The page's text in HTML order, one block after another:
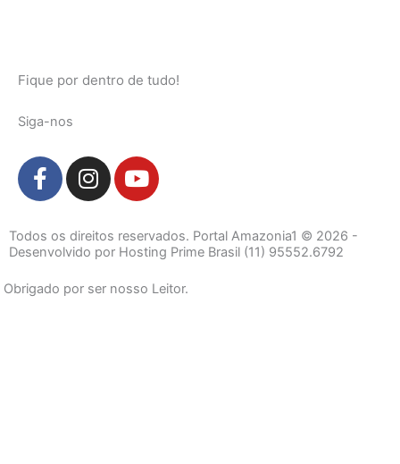
Fique por dentro de tudo!
Siga-nos
F
a
e
b
o
o
I
n
t
a
r
Y
o
t
u
e
Todos os direitos reservados. Portal Amazonia1 © 2026 -
Desenvolvido por Hosting Prime Brasil (11) 95552.6792
Obrigado por ser nosso Leitor.